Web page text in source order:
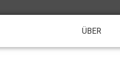
ÜBER